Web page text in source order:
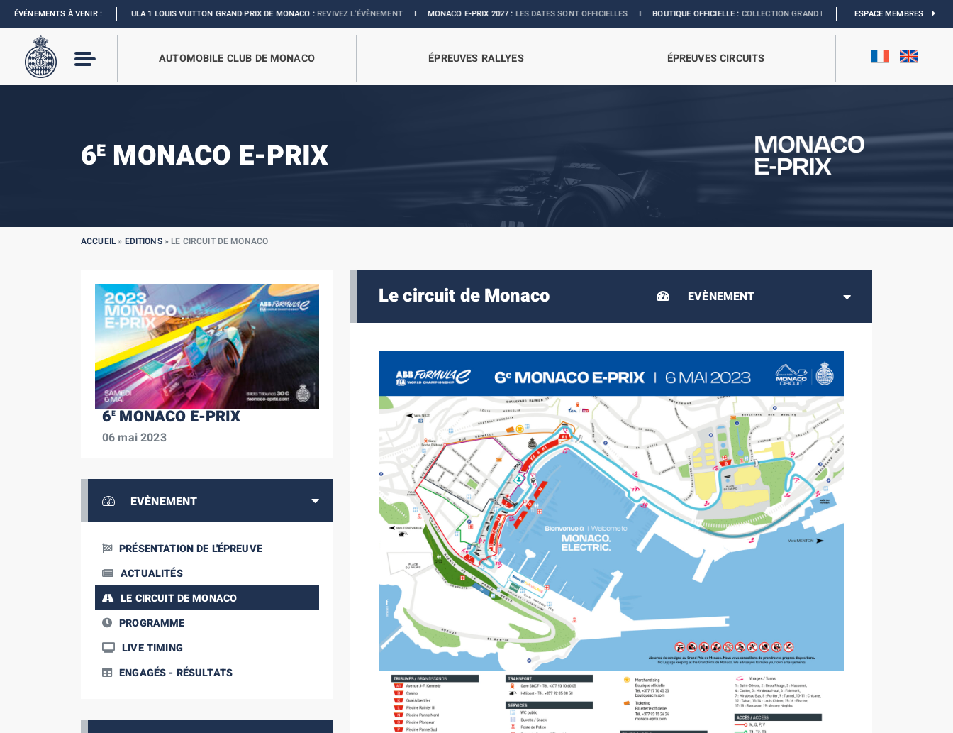
ÉVÉNEMENTS À VENIR :FORMULA 1 LOUIS VUITTON GRAND PRIX DE MONACO :REVIVEZ L’ÉVÈNEMENTIMONACO E-PRIX 2027 :LES DATES SONT OFFICIELLESIBOUTIQUE OFFICIELLE :COLLECTION GRAND PRIXIEXPOSITION MONACO &
ESPACE MEMBRES
AUTOMOBILE CLUB DE MONACO ÉPREUVES RALLYES ÉPREUVES CIRCUITS
6E MONACO E-PRIX
ACCUEIL» EDITIONS» LE CIRCUIT DE MONACO
6EMONACO E-PRIX
06 mai 2023
EVÈNEMENT
PRÉSENTATION DE L'ÉPREUVE
ACTUALITÉS
LE CIRCUIT DE MONACO
PROGRAMME
LIVE TIMING
ENGAGÉS - RÉSULTATS
Le circuit de Monaco EVÈNEMENT